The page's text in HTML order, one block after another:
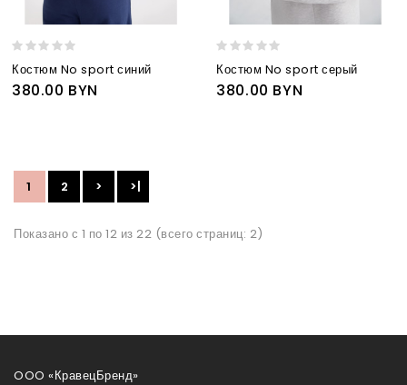
Костюм No sport синий
380.00 BYN
Костюм No sport серый
380.00 BYN
1 2 > >|
Показано с 1 по 12 из 22 (всего страниц: 2)
OOO «КравецБренд»